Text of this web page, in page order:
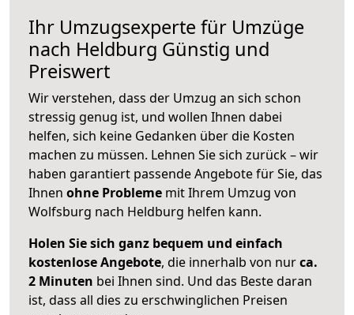
Ihr Umzugsexperte für Umzüge
nach Heldburg Günstig und
Preiswert
Wir verstehen, dass der Umzug an sich schon
stressig genug ist, und wollen Ihnen dabei
helfen, sich keine Gedanken über die Kosten
machen zu müssen. Lehnen Sie sich zurück – wir
haben garantiert passende Angebote für Sie, das
Ihnen ohne Probleme mit Ihrem Umzug von
Wolfsburg nach Heldburg helfen kann.
Holen Sie sich ganz bequem und einfach
kostenlose Angebote, die innerhalb von nurca.
2 Minuten bei Ihnen sind. Und das Beste daran
ist, dass all dies zu erschwinglichen Preisen